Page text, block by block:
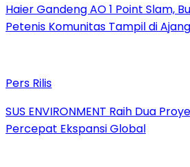
Haier Gandeng AO 1 Point Slam,
Petenis Komunitas Tampil di
Pers Rilis
SUS ENVIRONMENT Raih Dua
Percepat Ekspansi Global